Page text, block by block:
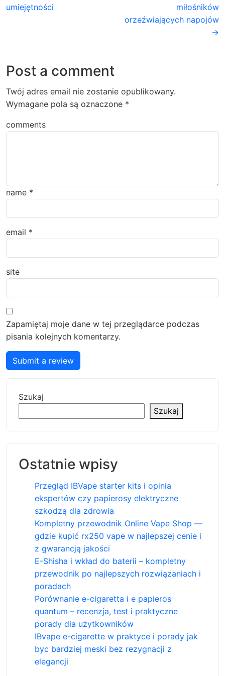
umiejętności
miłośników
orzeźwiających napojów
→
Post a comment
Twój adres email nie zostanie opublikowany.
Wymagane pola są oznaczone *
comments
name *
email *
site
Zapamiętaj moje dane w tej przeglądarce podczas
pisania kolejnych komentarzy.
Submit a review
Szukaj
Szukaj
Ostatnie wpisy
Przegląd IBVape starter kits i opinia
ekspertów czy papierosy elektryczne
szkodzą dla zdrowia
Kompletny przewodnik Online Vape Shop —
gdzie kupić rx250 vape w najlepszej cenie i
z gwarancją jakości
E-Shisha i wkład do baterii – kompletny
przewodnik po najlepszych rozwiązaniach i
poradach
Porównanie e-cigaretta i e papieros
quantum – recenzja, test i praktyczne
porady dla użytkowników
IBvape e-cigarette w praktyce i porady jak
byc bardziej meski bez rezygnacji z
elegancji